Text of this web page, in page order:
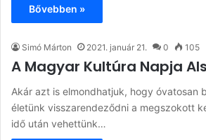
Bővebben »
Simó Márton 2021. január 21. 0 105
A Magyar Kultúra Napja
Akár azt is elmondhatjuk, hogy óvatosan
életünk visszarendeződni a megszokott
idő után vehettünk…